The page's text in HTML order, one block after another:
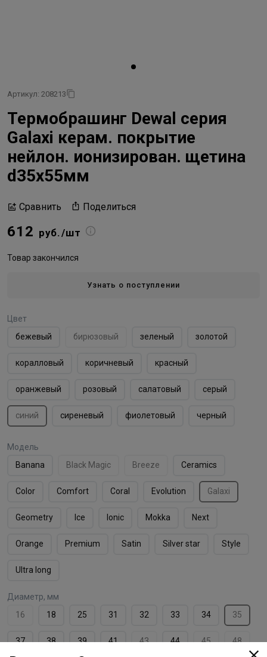
Артикул: 208213
Термобрашинг Dewal серия
Galaxi керам. покрытие
нейлон. ионизирован. щетина
d35х55мм
Сравнить Поделиться
612 руб./шт
Товар закончился
Узнать о поступлении
Цвет
бежевый
бирюзовый зеленый золотой
коралловый коричневый красный
оранжевый розовый салатовый серый
синий сиреневый фиолетовый черный
Модель
Banana
Black Magic Breeze Ceramics
Color Comfort Coral Evolution Galaxi
Geometry Ice Ionic Mokka Next
Orange Premium Satin Silver star Style
Ultra long
Диаметр, мм
16
18 25 31 32 33 34 35
37 38 39 41 43 44 45 48